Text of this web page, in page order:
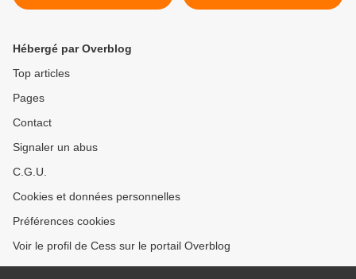
premier regard ? >
Hébergé par Overblog
Top articles
Pages
Contact
Signaler un abus
C.G.U.
Cookies et données personnelles
Préférences cookies
Voir le profil de Cess sur le portail Overblog